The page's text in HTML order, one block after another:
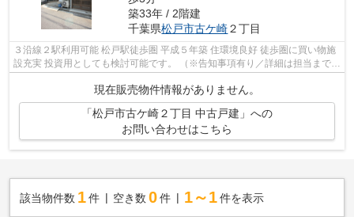
築33年 / 2階建
千葉県松戸市古ケ崎２丁目
３沿線２駅利用可能 松戸駅徒歩圏 平成５年築 住環境良好 徒歩圏に買い物施
設充実 投資用としても検討可能です。 （※告知事項有り／詳細は担当まで）
現在販売物件情報がありません。
「松戸市古ケ崎２丁目 中古戸建」への
お問い合わせはこちら
該当物件数 1件 空き数 0 件 1～1 件を表示